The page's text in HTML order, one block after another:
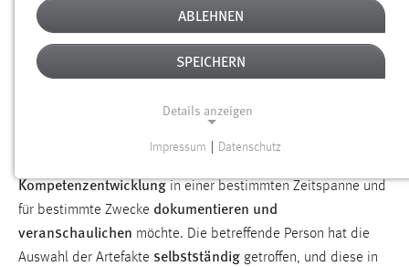
E-PORTFOLIOS AN DER OTH AMBERG-
WEIDEN
gemachten Arbeiten“ (=lat. Artefakte) einer Person, die
(Lernergebnisse)
und den
ihrer
Kompetenzentwicklung in einer bestimmten Zeitspanne und
für bestimmte Zwecke dokumentieren und
veranschaulichen möchte. Die betreffende Person hat die
Auswahl der Artefakte selbstständig getroffen, und diese in
ABLEHNEN
SPEICHERN
Details anzeigen
Notwendige Cookies ermöglichen grundlegende
Funktionen und sind für die einwandfreie Funktion der
Website erforderlich.
Impressum Datenschutz